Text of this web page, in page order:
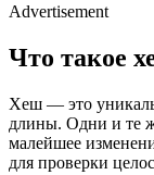
Advertisement
Что такое
Хеш — это
длины. Одни и те
малейшее
для проверки